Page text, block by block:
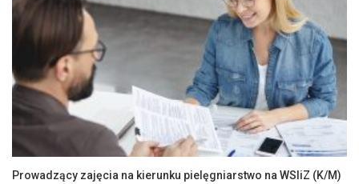
Prowadzący zajęcia na kierunku pielęgniarstwo na WSIiZ (K/M)